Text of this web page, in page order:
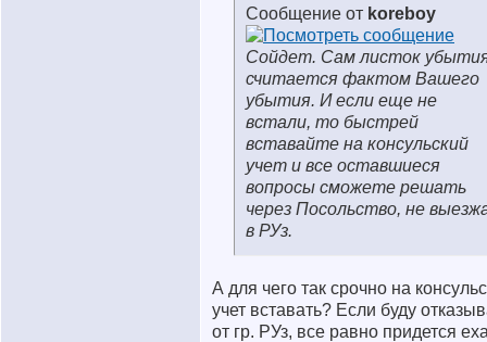
Сообщение от koreboy
Сойдет. Сам листок
считается фактом Вашего
убытия. И если еще не
встали, то быстрей
вставайте на консульский
учет и все оставшиеся
вопросы сможете решать
через Посольство, не
в РУз.
А для чего так срочно на
учет вставать? Если буду
от гр. РУз, все равно придется